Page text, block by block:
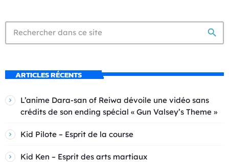
search
ARTICLES RÉCENTS
L’anime Dara-san of Reiwa dévoile une vidéo sans
crédits de son ending spécial « Gun Valsey’s Theme »
Kid Pilote – Esprit de la course
Kid Ken – Esprit des arts martiaux